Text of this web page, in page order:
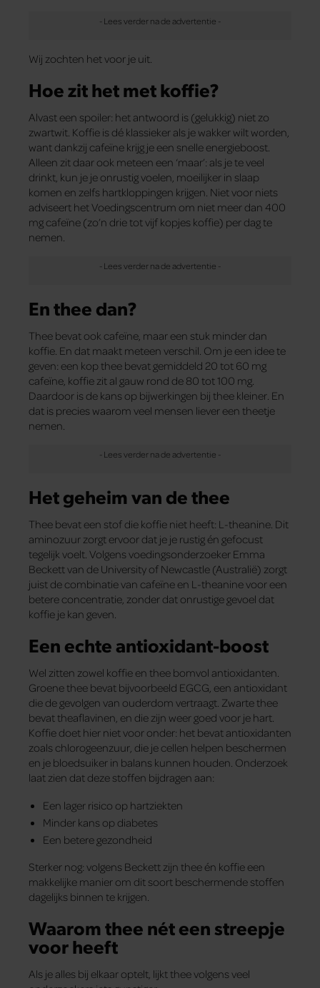
Wij zochten het voor je uit.
Hoe zit het met koffie?
Alvast een spoiler: het antwoord is (gelukkig) niet zo
zwartwit. Koffie is dé klassieker als je wakker wilt worden,
want dankzij cafeïne krijg je een snelle energieboost.
Alleen zit daar ook meteen een ‘maar’: als je te veel
drinkt, kun je je onrustig voelen, moeilijker in slaap
komen en zelfs hartkloppingen krijgen. Niet voor niets
adviseert het Voedingscentrum om niet meer dan 400
mg cafeïne (zo’n drie tot vijf kopjes koffie) per dag te
nemen.
En thee dan?
Thee bevat ook cafeïne, maar een stuk minder dan
koffie. En dat maakt meteen verschil. Om je een idee te
geven: een kop thee bevat gemiddeld 20 tot 60 mg
cafeïne, koffie zit al gauw rond de 80 tot 100 mg.
Daardoor is de kans op bijwerkingen bij thee kleiner. En
dat is precies waarom veel mensen liever een theetje
nemen.
Het geheim van de thee
Thee bevat een stof die koffie niet heeft: L-theanine. Dit
aminozuur zorgt ervoor dat je je rustig én gefocust
tegelijk voelt. Volgens voedingsonderzoeker Emma
Beckett van de University of Newcastle (Australië) zorgt
juist de combinatie van cafeïne en L-theanine voor een
betere concentratie, zonder dat onrustige gevoel dat
koffie je kan geven.
Een echte antioxidant-boost
Wel zitten zowel koffie en thee bomvol antioxidanten.
Groene thee bevat bijvoorbeeld EGCG, een antioxidant
die de gevolgen van ouderdom vertraagt. Zwarte thee
bevat theaflavinen, en die zijn weer goed voor je hart.
Koffie doet hier niet voor onder: het bevat antioxidanten
zoals chlorogeenzuur, die je cellen helpen beschermen
en je bloedsuiker in balans kunnen houden. Onderzoek
laat zien dat deze stoffen bijdragen aan:
Een lager risico op hartziekten
Minder kans op diabetes
Een betere gezondheid
Sterker nog: volgens Beckett zijn thee én koffie een
makkelijke manier om dit soort beschermende stoffen
dagelijks binnen te krijgen.
Waarom thee nét een streepje
voor heeft
Als je alles bij elkaar optelt, lijkt thee volgens veel